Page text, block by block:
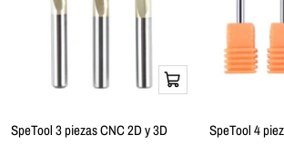
Añadir
a
cesta
SpeTool 3 piezas CNC 2D y 3D
SpeTool 4